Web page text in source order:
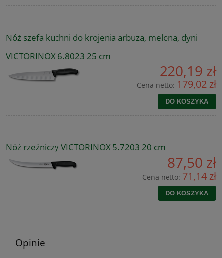
Nóż szefa kuchni do krojenia arbuza, melona, dyni
VICTORINOX 6.8023 25 cm
220,19 zł
Cena netto: 179,02 zł
DO KOSZYKA
Nóż rzeźniczy VICTORINOX 5.7203 20 cm
87,50 zł
Cena netto: 71,14 zł
DO KOSZYKA
Opinie